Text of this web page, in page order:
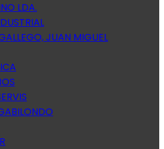
LDA.
JUAN MIGUEL